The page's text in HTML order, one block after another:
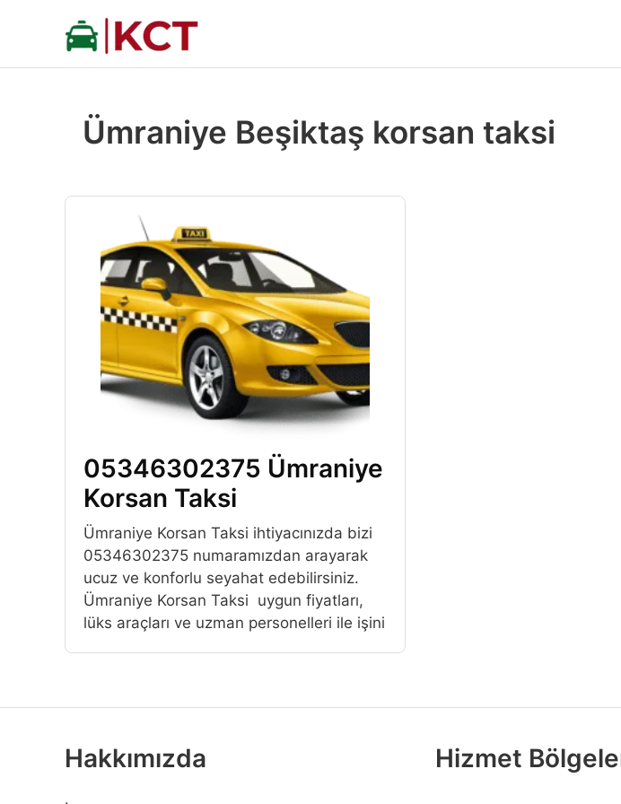
Ümraniye Beşiktaş korsan taksi
05346302375 Ümraniye
Korsan Taksi
Ümraniye Korsan Taksi ihtiyacınızda bizi
05346302375 numaramızdan arayarak
ucuz ve konforlu seyahat edebilirsiniz.
Ümraniye Korsan Taksi uygun fiyatları,
lüks araçları ve uzman personelleri ile işini
Hakkımızda Hizmet